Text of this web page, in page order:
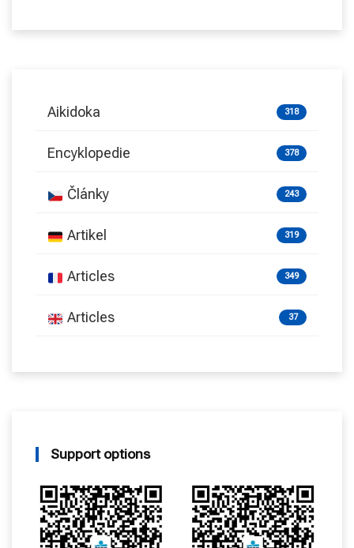
Aikidoka 318
Encyklopedie 378
Články 243
Artikel 319
Articles 349
Articles 37
Support options